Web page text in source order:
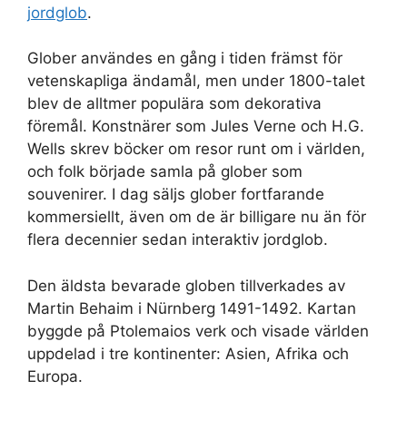
jordglob.
Glober användes en gång i tiden främst för
vetenskapliga ändamål, men under 1800-talet
blev de alltmer populära som dekorativa
föremål. Konstnärer som Jules Verne och H.G.
Wells skrev böcker om resor runt om i världen,
och folk började samla på glober som
souvenirer. I dag säljs glober fortfarande
kommersiellt, även om de är billigare nu än för
flera decennier sedan interaktiv jordglob.
Den äldsta bevarade globen tillverkades av
Martin Behaim i Nürnberg 1491-1492. Kartan
byggde på Ptolemaios verk och visade världen
uppdelad i tre kontinenter: Asien, Afrika och
Europa.